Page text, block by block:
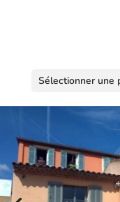
Sélectionner une